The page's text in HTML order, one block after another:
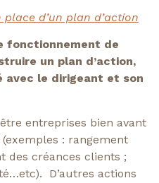
d’un plan d’action
fonctionnement de
un plan d’action,
avec le dirigeant et son
entreprises bien avant
: rangement
des créances clients ;
D’autres actions